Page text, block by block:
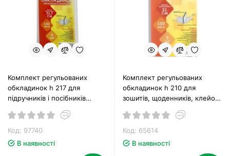
Комплект регульованих
обкладинок h 217 для
підручників і посібників
наборі, ТМ Tascom
Код: 97740
В наявності
Комплект регульованих
обкладинок h 210 для
зошитів, щоденників, клейові,
Код: 65614
В наявності